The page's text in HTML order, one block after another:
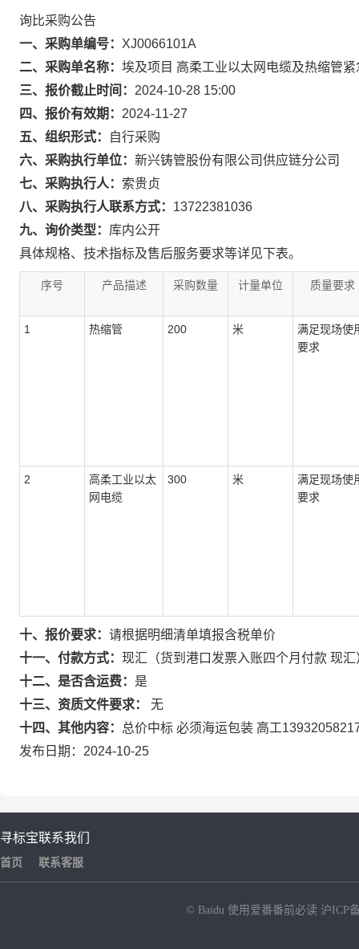
询比采购公告
一、采购单编号： XJ0066101A
二、采购单名称： 埃及项目 高柔工业以太网电缆及热缩管
三、报价截止时间： 2024-10-28 15:00
四、报价有效期： 2024-11-27
五、组织形式：
自行采购
六、采购执行单位： 新兴铸管股份有限公司供应链分公司
七、采购执行人： 索贵贞
八、采购执行人联系方式： 13722381036
九、询价类型： 库内公开
具体规格、技术指标及售后服务要求等详见下表。
序号 产品描述 采购数量 计量单位 质量要求
1 热缩管 200 米
满足现场使
要求
2
高柔工业以太
网电缆
300 米
满足现场使
要求
十、报价要求： 请根据明细清单填报含税单价
十一、付款方式： 现汇（货到港口发票入账四个月付款 现汇
十二、是否含运费： 是
十三、资质文件要求：
无
十四、其他内容： 总价中标 必须海运包装 高工
发布日期：2024-10-25
寻标宝
首页
联系我们
联系客服
© Baidu 使用爱番番前必读 沪ICP